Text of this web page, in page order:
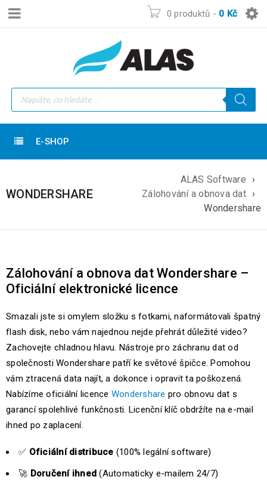
0 produktů - 0 Kč
E-SHOP
WONDERSHARE
ALAS Software
›
Zálohování a obnova dat ›
Wondershare
Zálohování a obnova dat Wondershare –
Oficiální elektronické licence
Smazali jste si omylem složku s fotkami, naformátovali špatný
flash disk, nebo vám najednou nejde přehrát důležité video?
Zachovejte chladnou hlavu. Nástroje pro záchranu dat od
společnosti Wondershare patří ke světové špičce. Pomohou
vám ztracená data najít, a dokonce i opravit ta poškozená.
Nabízíme oficiální licence Wondershare pro obnovu dat s
garancí spolehlivé funkčnosti. Licenční klíč obdržíte na e-mail
ihned po zaplacení.
✅ Oficiální distribuce (100% legální software)
🚀 Doručení ihned (Automaticky e-mailem 24/7)